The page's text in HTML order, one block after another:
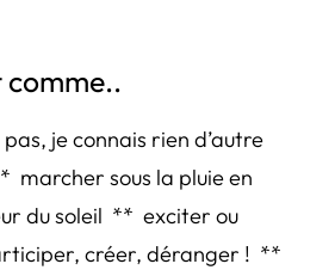
comme..
je connais rien d’autre
marcher sous la pluie en
du soleil ** exciter ou
créer, déranger ! **